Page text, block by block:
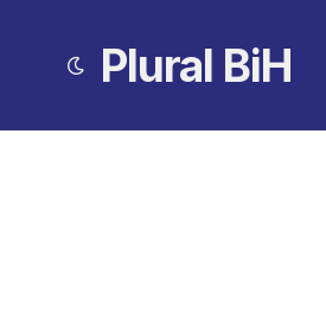
Plural BiH